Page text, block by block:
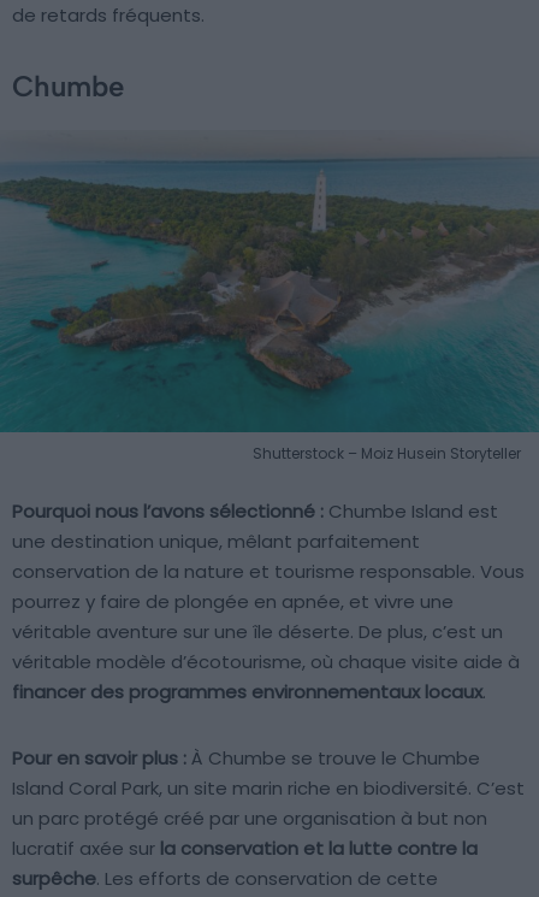
de retards fréquents.
Chumbe
Shutterstock – Moiz Husein Storyteller
Pourquoi nous l’avons sélectionné : Chumbe Island est
une destination unique, mêlant parfaitement
conservation de la nature et tourisme responsable. Vous
pourrez y faire de plongée en apnée, et vivre une
véritable aventure sur une île déserte. De plus, c’est un
véritable modèle d’écotourisme, où chaque visite aide à
financer des programmes environnementaux locaux.
Pour en savoir plus :À Chumbe se trouve le Chumbe
Island Coral Park, un site marin riche en biodiversité. C’est
un parc protégé créé par une organisation à but non
lucratif axée sur la conservation et la lutte contre la
surpêche. Les efforts de conservation de cette